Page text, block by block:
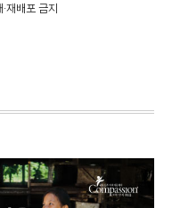
재배포 금지